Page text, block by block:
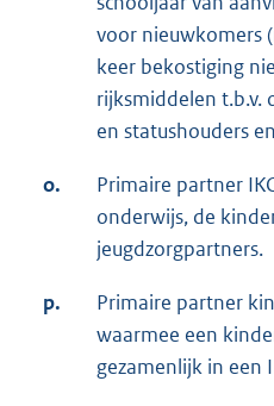
voor nieuwkomers
keer bekostiging
rijksmiddelen t.b.v.
en statushouders
o.
Primaire partner
onderwijs, de
jeugdzorgpartners.
p.
Primaire partner
waarmee een
gezamenlijk in een